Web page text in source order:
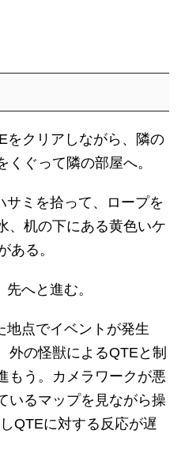
をクリアしながら、隣の
ぐって隣の部屋へ。
サミを拾って、ロープを
、机の下にある黄色いケ
ある。
へと進む。
地点でイベントが発生
外の怪獣によるQTEと制
もう。カメラワークが悪
いるマップを見ながら操
QTEに対する反応が遅